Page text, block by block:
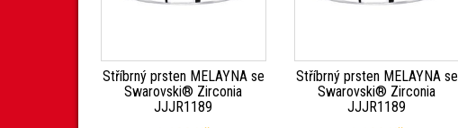
Stříbrný prsten MELAYNA se
Swarovski® Zirconia
JJJR1189
Stříbrný prsten MELAYNA se
Swarovski® Zirconia
JJJR1189